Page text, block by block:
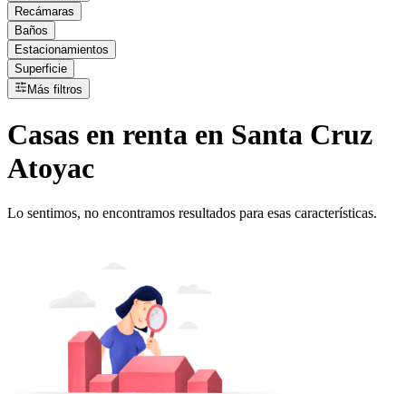
Recámaras
Baños
Estacionamientos
Superficie
Más filtros
Casas en renta en Santa Cruz
Atoyac
Lo sentimos, no encontramos resultados para esas características.